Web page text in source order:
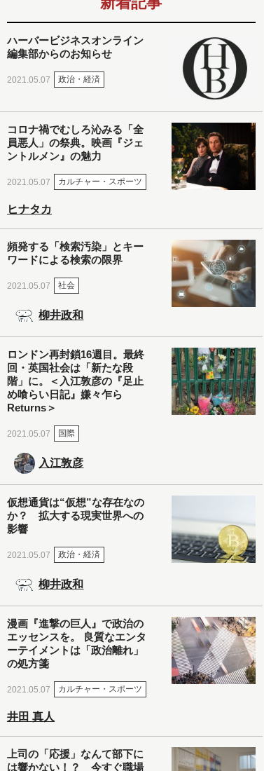
ハーバービジネスオンライン
編集部からのお知らせ
2021.05.07 政治・経済
コロナ禍でむしろ沁みる「全
員悪人」の祭典。映画『ジェ
ントルメン』の魅力
2021.05.07 カルチャー・スポーツ
ヒナタカ
頻発する「検索汚染」とキー
ワードによる検索の限界
2021.05.07 社会
柳井政和
ロンドン再封鎖16週目。最終
回・英国社会は「新たな段
階」に。＜入江敦彦の『足止
め喰らい日記』嫌々乍ら
Returns＞
2021.05.07 国際
入江敦彦
仮想通貨は“仮想”な存在なの
か？ 拡大する現実世界への
影響
2021.05.07 政治・経済
柳井政和
漫画『進撃の巨人』で政治の
エッセンスを。 良質なエンタ
ーテイメントは「政治離れ」
の処方箋
2021.05.07 カルチャー・スポーツ
井田 真人
上司の「応援」なんて部下に
は響かない！？ 今すぐ職場